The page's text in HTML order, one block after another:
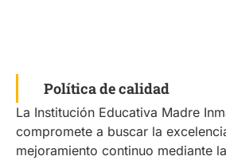
Política de calidad
La Institución Educativa Madre
compromete a buscar la
mejoramiento continuo mediante